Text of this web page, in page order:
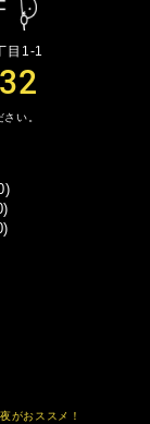
目1-1
い。
がおススメ！